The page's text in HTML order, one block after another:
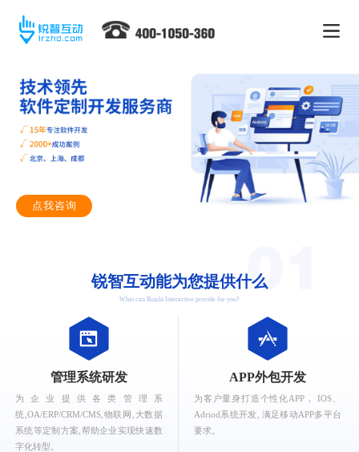
点我咨询
锐智互动能为您提供什么
What can Ruizhi Interactive provide for you?
管理系统研发
为企业提供各类管理系
统,OA/ERP/CRM/CMS,物联网,大数据
系统等定制方案,帮助企业实现快速数
字化转型。
APP外包开发
为客户量身打造个性化APP， IOS、
Adriod系统开发, 满足移动APP多平台
要求。